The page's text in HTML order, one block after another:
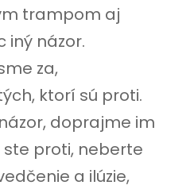
trampom aj
iný názor.
za,
ktorí sú proti.
doprajme im
proti, neberte
a ilúzie,